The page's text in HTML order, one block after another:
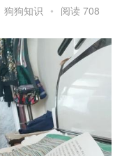
狗狗知识 • 阅读 708